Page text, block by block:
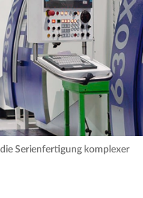
Serienfertigung komplexer